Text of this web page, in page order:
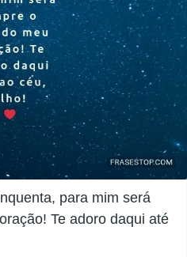
para mim será
Te adoro daqui até